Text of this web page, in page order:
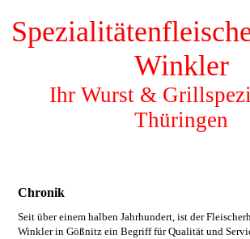
Winkler
Ihr Wurst &
Thüringen
Chronik
Seit über einem halben Jahrhundert, ist der
Winkler in Gößnitz ein Begriff für Qualität und